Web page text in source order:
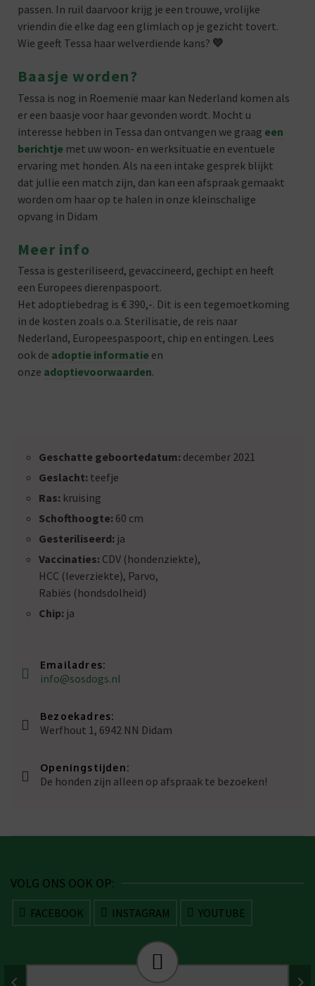
passen. In ruil daarvoor krijg je een trouwe, vrolijke
vriendin die elke dag een glimlach op je gezicht tovert.
Wie geeft Tessa haar welverdiende kans? 💛
Baasje worden?
Tessa is nog in Roemenië maar kan Nederland komen als
er een baasje voor haar gevonden wordt. Mocht u
interesse hebben in Tessa dan ontvangen we graag een
berichtje met uw woon- en werksituatie en eventuele
ervaring met honden. Als na een intake gesprek blijkt
dat jullie een match zijn, dan kan een afspraak gemaakt
worden om haar op te halen in onze kleinschalige
opvang in Didam
Meer info
Tessa is gesteriliseerd, gevaccineerd, gechipt en heeft
een Europees dierenpaspoort.
Het adoptiebedrag is € 390,-. Dit is een tegemoetkoming
in de kosten zoals o.a. Sterilisatie, de reis naar
Nederland, Europeespaspoort, chip en entingen. Lees
ook de adoptie informatie en
onze adoptievoorwaarden.
Geschatte geboortedatum: december 2021
Geslacht: teefje
Ras: kruising
Schofthoogte: 60 cm
Gesteriliseerd: ja
Vaccinaties: CDV (hondenziekte),
HCC (leverziekte), Parvo,
Rabiës (hondsdolheid)
Chip: ja
Emailadres:
info@sosdogs.nl
Bezoekadres:
Werfhout 1, 6942 NN Didam
Openingstijden:
De honden zijn alleen op afspraak te bezoeken!
VOLG ONS OOK OP:
FACEBOOK INSTAGRAM YOUTUBE